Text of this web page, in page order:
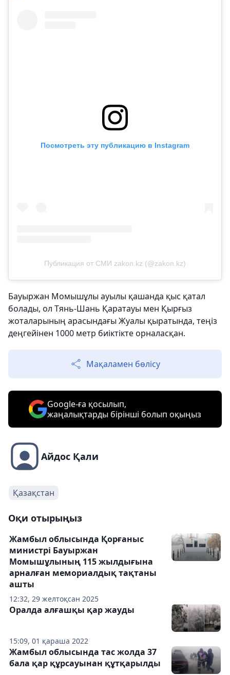
Посмотреть эту публикацию в Instagram
Публикация от СМИ zakon.kz (@zakon.kz)
Бауыржан Момышұлы ауылы қашанда қыс қатал
болады, ол Тянь-Шань Қаратауы мен Қырғыз
жоталарының арасындағы Жуалы қыратында, теңіз
деңгейінен 1000 метр биіктікте орналасқан.
Мақаламен бөлісу
Google-ға қосылып,
жаңалықтарды бірінші болып оқыңыз
Айдос Қали
Қазақстан
Оқи отырыңыз
12:32, 29 желтоқсан 2025
Жамбыл облысында Қорғаныс
министрі Бауыржан
Момышұлының 115 жылдығына
арналған мемориалдық тақтаны
ашты
15:09, 01 қараша 2022
Оралда алғашқы қар жауды
Жамбыл облысында тас жолда 37
бала қар құрсауынан құтқарылды